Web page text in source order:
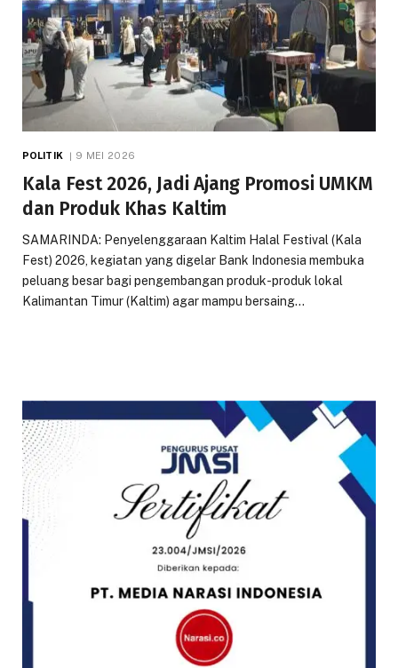
POLITIK 9 MEI 2026
Kala Fest 2026, Jadi Ajang Promosi UMKM
dan Produk Khas Kaltim
SAMARINDA: Penyelenggaraan Kaltim Halal Festival (Kala
Fest) 2026, kegiatan yang digelar Bank Indonesia membuka
peluang besar bagi pengembangan produk-produk lokal
Kalimantan Timur (Kaltim) agar mampu bersaing…